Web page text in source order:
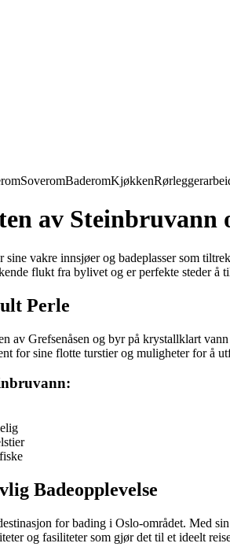
SoveromBaderomKjøkken
av Steinbruvann
vakre innsjøer og badeplasser som
flukt fra bylivet og er perfekte steder å
Perle
av Grefsenåsen og byr på krystallklart
for sine flotte turstier og muligheter for å
Badeopplevelse
for bading i Oslo-området. Med
og fasiliteter som gjør det til et ideelt